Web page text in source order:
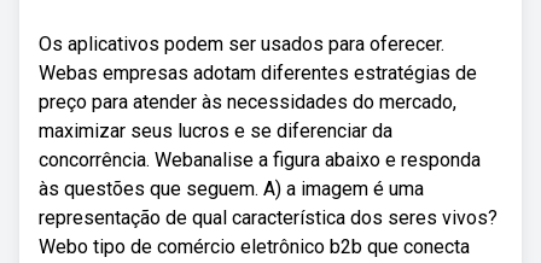
Os aplicativos podem ser usados para oferecer.
Webas empresas adotam diferentes estratégias de
preço para atender às necessidades do mercado,
maximizar seus lucros e se diferenciar da
concorrência. Webanalise a figura abaixo e responda
às questões que seguem. A) a imagem é uma
representação de qual característica dos seres vivos?
Webo tipo de comércio eletrônico b2b que conecta